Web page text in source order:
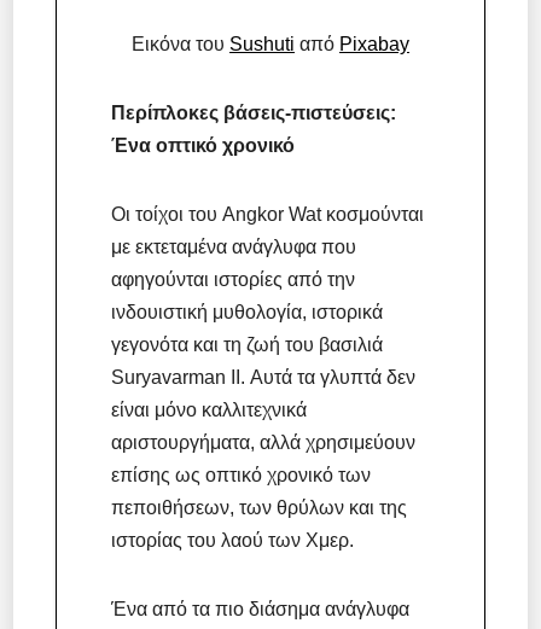
Εικόνα του Sushuti από Pixabay
Περίπλοκες βάσεις-πιστεύσεις:
Ένα οπτικό χρονικό
Οι τοίχοι του Angkor Wat κοσμούνται
με εκτεταμένα ανάγλυφα που
αφηγούνται ιστορίες από την
ινδουιστική μυθολογία, ιστορικά
γεγονότα και τη ζωή του βασιλιά
Suryavarman II. Αυτά τα γλυπτά δεν
είναι μόνο καλλιτεχνικά
αριστουργήματα, αλλά χρησιμεύουν
επίσης ως οπτικό χρονικό των
πεποιθήσεων, των θρύλων και της
ιστορίας του λαού των Χμερ.
Ένα από τα πιο διάσημα ανάγλυφα